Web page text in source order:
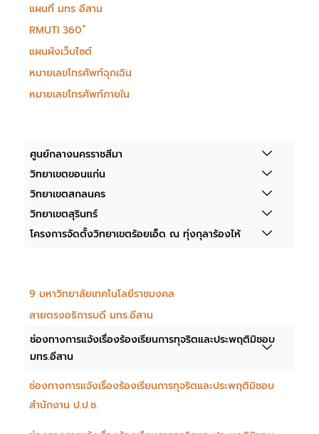
แผนที่ มทร อีสาน
RMUTI 360 ํ
แผนผังเว็บไซต์
หมายเลขโทรศัพท์ฉุกเฉิน
หมายเลขโทรศัพท์ภายใน
ศูนย์กลางนครราชสีมา
วิทยาเขตขอนแก่น
วิทยาเขตสกลนคร
วิทยาเขตสุรินทร์
โครงการจัดตั้งวิทยาเขตร้อยเอ็ด ณ ทุ่งกุลาร้องไห้
9 มหาวิทยาลัยเทคโนโลยีราชมงคล
สายตรงอธิการบดี มทร.อีสาน
ช่องทางการแจ้งเรื่องร้องเรียนการทุจริตและประพฤติมิชอบ
มทร.อีสาน
ช่องทางการแจ้งเรื่องร้องเรียนการทุจริตและประพฤติมิชอบ
สำนักงาน ป.ป.ช.